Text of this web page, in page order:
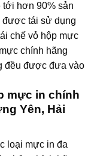
tới hơn 90% sản
được tái sử dụng
chế vỏ hộp mực
chính hãng
đều được đưa vào
mực in chính
Yên, Hải
loại mực in đa